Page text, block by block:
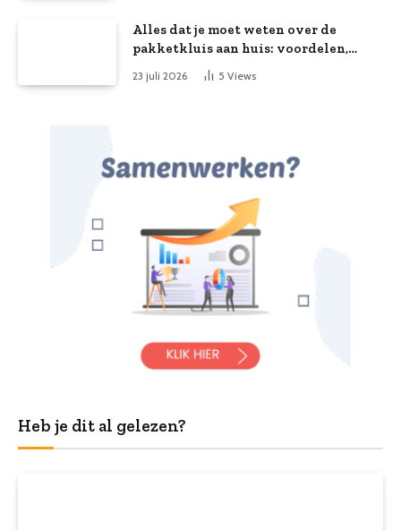
Alles dat je moet weten over de
pakketkluis aan huis: voordelen,
kooptips en belang
23 juli 2026 5 Views
Heb je dit al gelezen?